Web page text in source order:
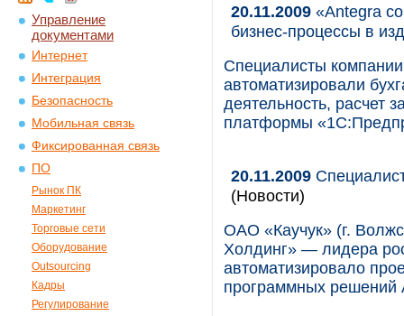
Управление
документами
Интернет
Интеграция
Безопасность
Мобильная связь
Фиксированная связь
ПО
Рынок ПК
Маркетинг
Торговые сети
Оборудование
Outsourcing
Кадры
Регулирование
20.11.2009 «Antegra
бизнес-процессы в
Специалисты
автоматизировали
деятельность, расчет
платформы
20.11.2009
(Новости)
ОАО «Каучук» (г.
Холдинг» — лидера
автоматизировало
программных